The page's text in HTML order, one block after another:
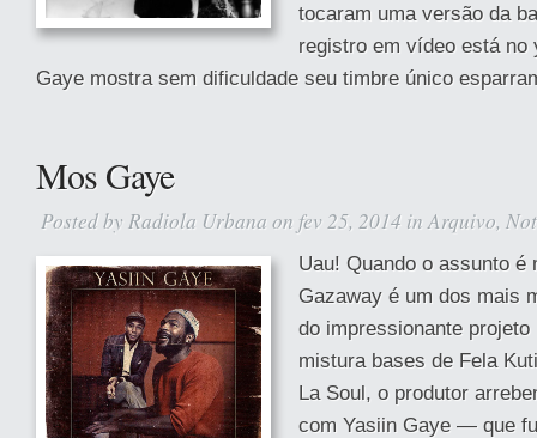
tocaram uma versão da
registro em vídeo está no
Gaye mostra sem dificuldade seu timbre único
Mos Gaye
Posted by Radiola Urbana on fev 25, 2014 inArquivo,
Uau! Quando o assunto é
Gazaway é um dos mais
do impressionante projeto
mistura bases de Fela
La Soul, o produtor
com Yasiin Gaye — que